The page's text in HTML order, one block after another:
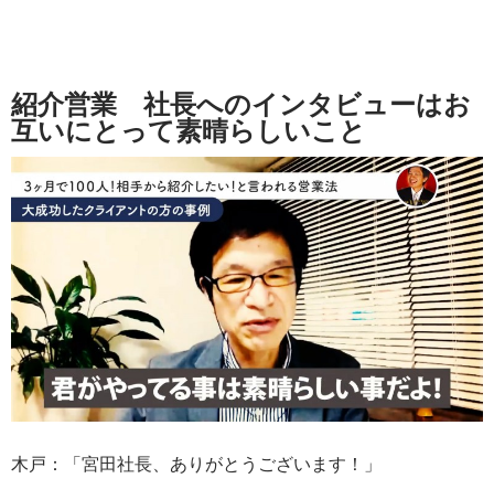
紹介営業 社長へのインタビューはお
互いにとって素晴らしいこと
木戸：「宮田社長、ありがとうございます！」